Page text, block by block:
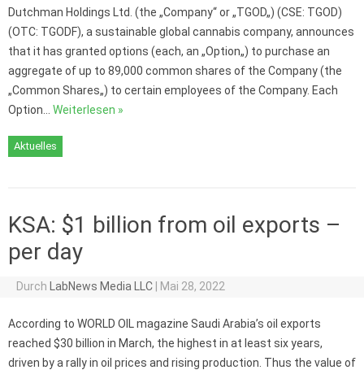
Dutchman Holdings Ltd. (the „Company“ or „TGOD„) (CSE: TGOD)
(OTC: TGODF), a sustainable global cannabis company, announces
that it has granted options (each, an „Option„) to purchase an
aggregate of up to 89,000 common shares of the Company (the
„Common Shares„) to certain employees of the Company. Each
Option… Weiterlesen »
Aktuelles
KSA: $1 billion from oil exports –
per day
Durch LabNews Media LLC Mai 28, 2022
According to WORLD OIL magazine Saudi Arabia’s oil exports
reached $30 billion in March, the highest in at least six years,
driven by a rally in oil prices and rising production. Thus the value of